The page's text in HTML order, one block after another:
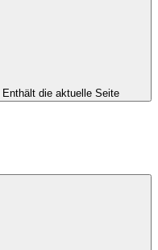
Enthält die aktuelle Seite